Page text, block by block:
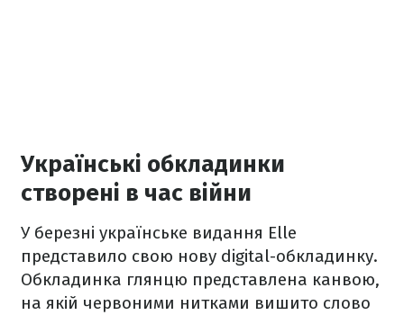
Українські обкладинки
створені в час війни
У березні українське видання Elle
представило свою нову digital-обкладинку.
Обкладинка глянцю представлена канвою,
на якій червоними нитками вишито слово